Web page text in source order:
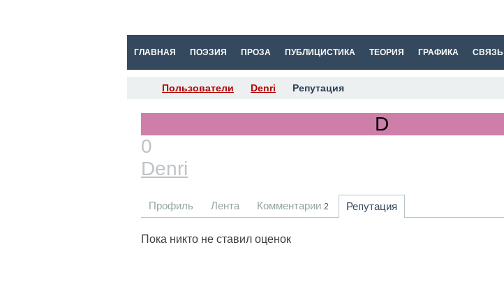
ГЛАВНАЯ ПОЭЗИЯ ПРОЗА ПУБЛИЦИСТИКА ТЕОРИЯ ГРАФИКА СВЯЗЬ
Пользователи Denri Репутация
0
Denri
Профиль Лента Комментарии 2 Репутация
Пока никто не ставил оценок